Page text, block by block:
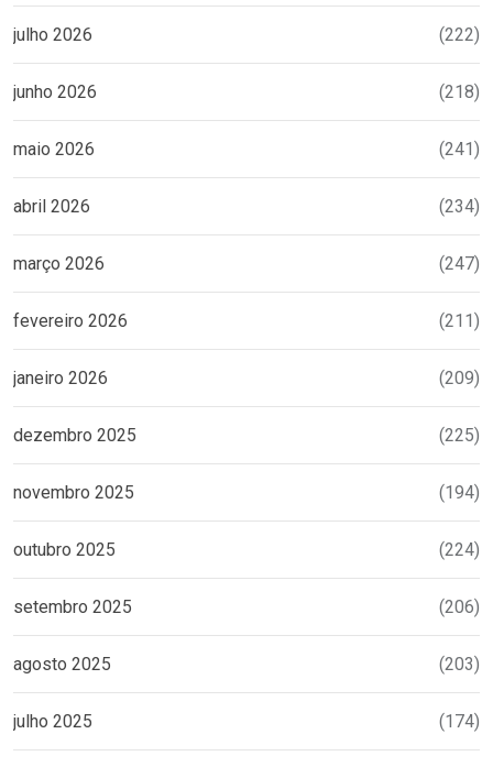
julho 2026 (222)
junho 2026 (218)
maio 2026 (241)
abril 2026 (234)
março 2026 (247)
fevereiro 2026 (211)
janeiro 2026 (209)
dezembro 2025 (225)
novembro 2025 (194)
outubro 2025 (224)
setembro 2025 (206)
agosto 2025 (203)
julho 2025 (174)